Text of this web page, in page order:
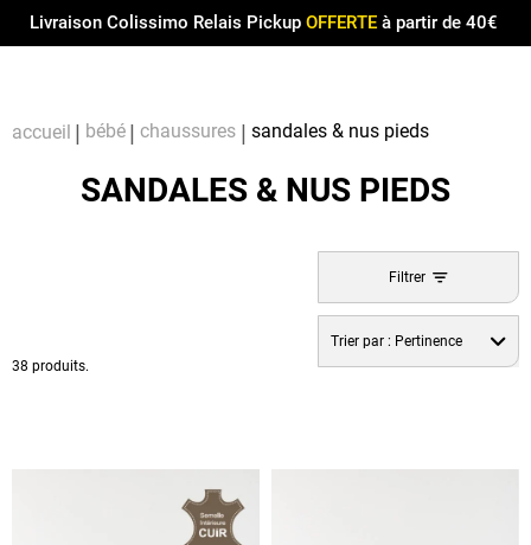
Livraison Colissimo Relais Pickup OFFERTEà partir de 40€
accueil bébé chaussures sandales & nus pieds
SANDALES & NUS PIEDS
38 produits.
Filtrer
Trier par : Pertinence